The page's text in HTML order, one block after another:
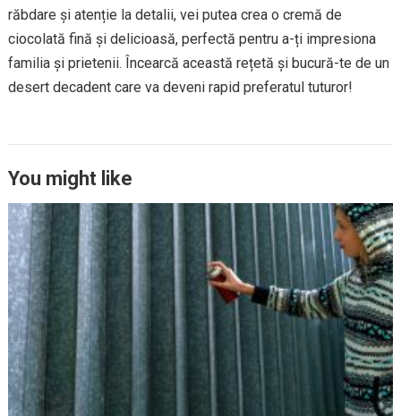
răbdare și atenție la detalii, vei putea crea o cremă de
ciocolată fină și delicioasă, perfectă pentru a-ți impresiona
familia și prietenii. Încearcă această rețetă și bucură-te de un
desert decadent care va deveni rapid preferatul tuturor!
You might like